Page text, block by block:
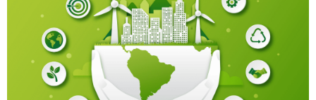
記者等，都會在乎企業的聲譽與財務表現。 為了進一步瞭解企業的輿
情競爭力表…